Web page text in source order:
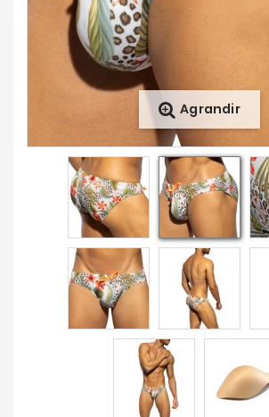
Chaussettes
Promotions
Agrandir